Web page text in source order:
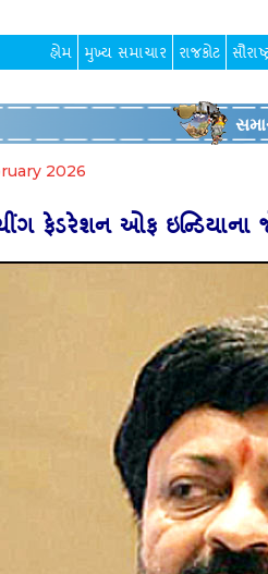
હોમ મુખ્ય સમાચાર રાજકોટ
2026
ફેડરેશન ઓફ ઇન્‍ડિયાના